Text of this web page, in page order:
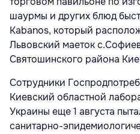
шаурмы и других блюд
Kabanos, который
Львовский маеток
Святошинского района
Сотрудники
Киевский областной
Украины еще 1 августа
санитарно-